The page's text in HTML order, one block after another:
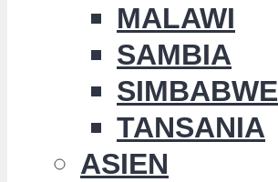
MALAWI
SAMBIA
SIMBABWE
TANSANIA
ASIEN